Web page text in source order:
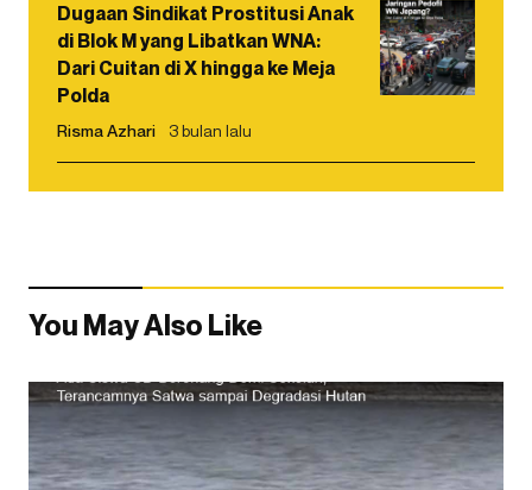
Dugaan Sindikat Prostitusi Anak
di Blok M yang Libatkan WNA:
Dari Cuitan di X hingga ke Meja
Polda
Risma Azhari 3 bulan lalu
You May Also Like